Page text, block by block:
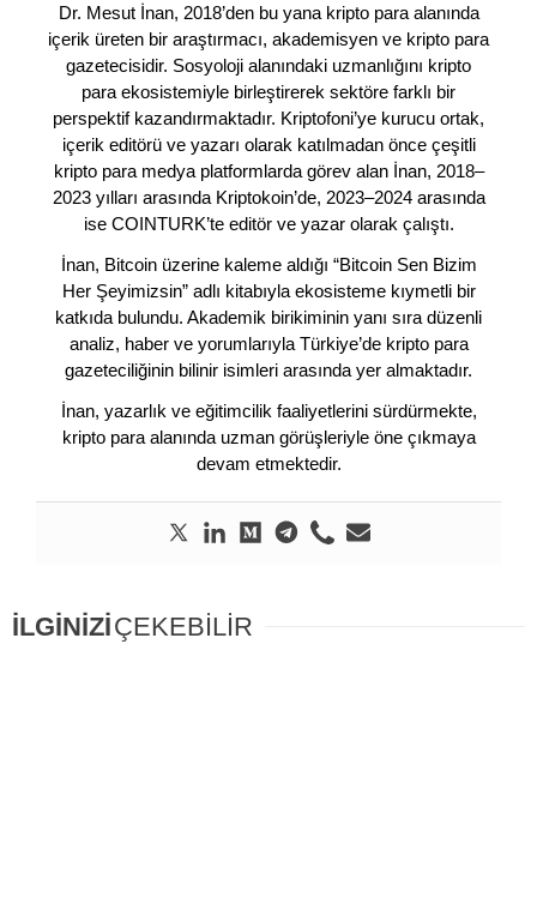
Dr. Mesut İnan, 2018’den bu yana kripto para alanında
içerik üreten bir araştırmacı, akademisyen ve kripto para
gazetecisidir. Sosyoloji alanındaki uzmanlığını kripto
para ekosistemiyle birleştirerek sektöre farklı bir
perspektif kazandırmaktadır. Kriptofoni’ye kurucu ortak,
içerik editörü ve yazarı olarak katılmadan önce çeşitli
kripto para medya platformlarda görev alan İnan, 2018–
2023 yılları arasında Kriptokoin’de, 2023–2024 arasında
ise COINTURK’te editör ve yazar olarak çalıştı.
İnan, Bitcoin üzerine kaleme aldığı “Bitcoin Sen Bizim
Her Şeyimizsin” adlı kitabıyla ekosisteme kıymetli bir
katkıda bulundu. Akademik birikiminin yanı sıra düzenli
analiz, haber ve yorumlarıyla Türkiye’de kripto para
gazeteciliğinin bilinir isimleri arasında yer almaktadır.
İnan, yazarlık ve eğitimcilik faaliyetlerini sürdürmekte,
kripto para alanında uzman görüşleriyle öne çıkmaya
devam etmektedir.
İLGİNİZİÇEKEBİLİR